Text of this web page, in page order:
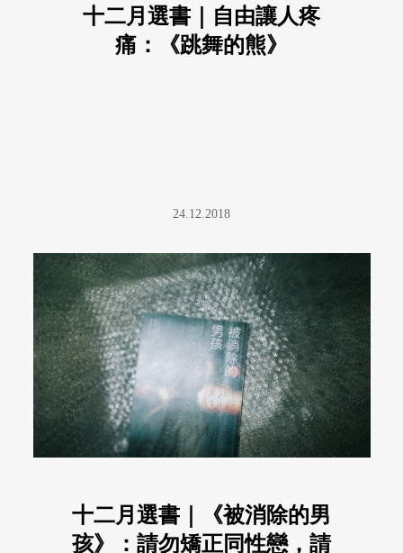
十二月選書｜自由讓人疼
痛：《跳舞的熊》
24.12.2018
十二月選書｜《被消除的男
孩》：請勿矯正同性戀，請